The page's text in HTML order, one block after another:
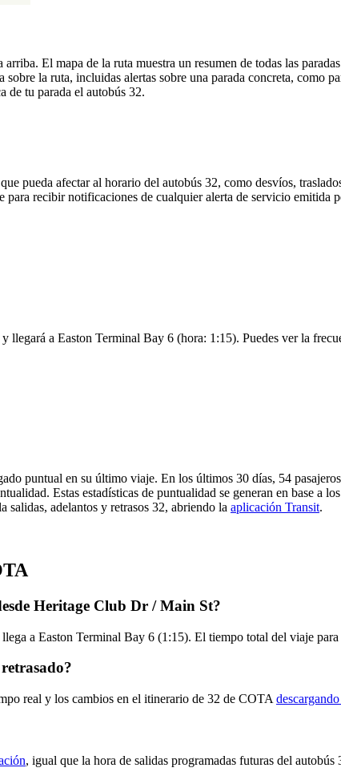
El mapa de la ruta muestra un resumen de todas las
la ruta, incluidas alertas sobre una parada concreta, como
de tu parada el autobús 32.
pueda afectar al horario del autobús 32, como desvíos,
para recibir notificaciones de cualquier alerta de servicio
a Easton Terminal Bay 6 (hora: 1:15). Puedes ver la
puntual en su último viaje. En los últimos 30 días, 54
Estas estadísticas de puntualidad se generan en base a
salidas, adelantos y retrasos 32, abriendo la aplicación Transit.
Heritage Club Dr / Main St?
a Easton Terminal Bay 6 (1:15). El tiempo total del viaje
real y los cambios en el itinerario de 32 de COTA
, igual que la hora de salidas programadas futuras del autobús